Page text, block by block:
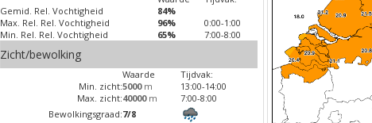
Gemid. Rel. Vochtigheid
84%
Max. Rel. Rel. Vochtigheid
96%
0:00-1:00
Min. Rel. Rel. Vochtigheid
65% 7:00-8:00
Zicht/bewolking
Waarde
Tijdvak:
Min. zicht:5000 m
13:00-14:00
Max. zicht:40000 m
7:00-8:00
Bewolkingsgraad:7/8